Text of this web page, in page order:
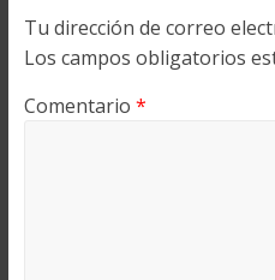
Tu dirección de correo
Los campos obligatorios
Comentario *